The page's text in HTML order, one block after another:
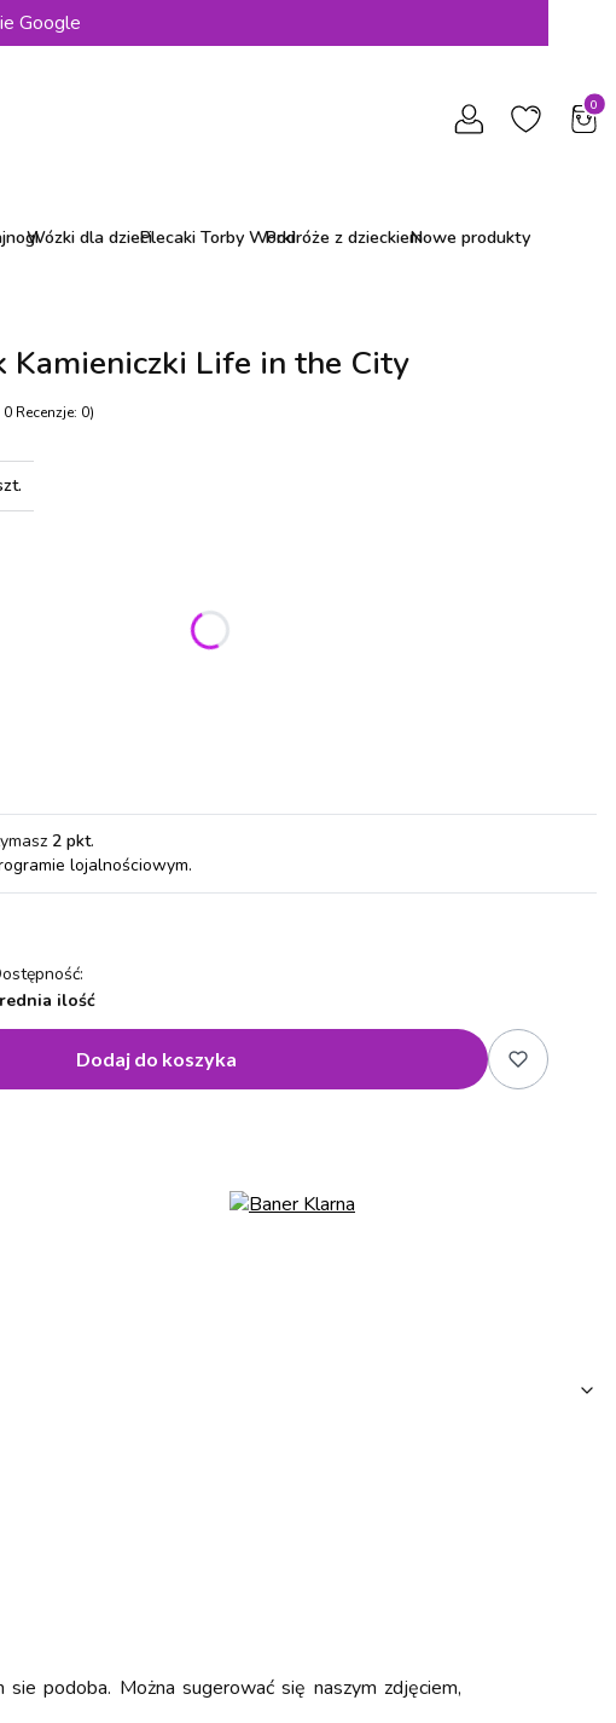
Google
Wózki dla dzieciPlecaki Torby WorkiPodróże z dzieckiemNowe produkty
Kamieniczki Life in the City
Recenzje: 0)
2 pkt.
lojalnościowym.
ilość
Dodaj do koszyka
podoba. Można sugerować się naszym zdjęciem,